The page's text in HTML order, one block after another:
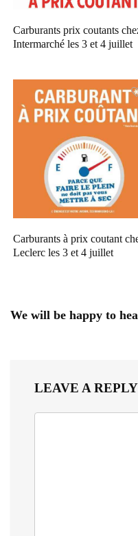
Carburants prix coutants
Intermarché les 3 et 4 juillet
Carburants à prix coutant
Leclerc les 3 et 4 juillet
We will be happy to
LEAVE A REPLY